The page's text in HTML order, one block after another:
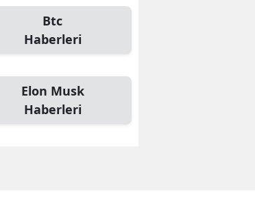
Btc
Haberleri
Elon Musk
Haberleri